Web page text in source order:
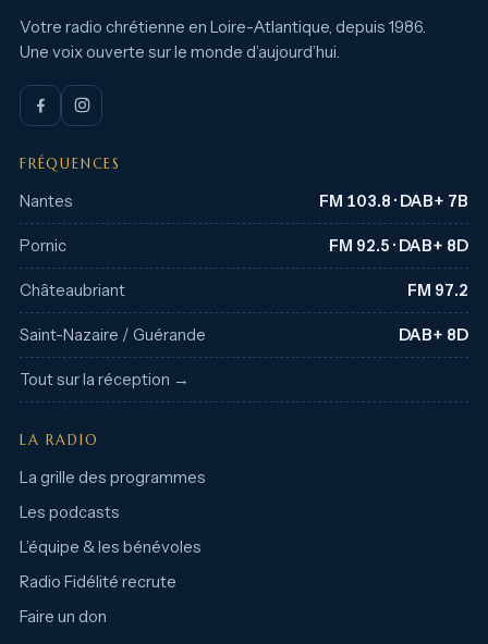
Votre radio chrétienne en Loire-Atlantique, depuis 1986.
Une voix ouverte sur le monde d’aujourd’hui.
FRÉQUENCES
Nantes FM 103.8 · DAB+ 7B
Pornic FM 92.5 · DAB+ 8D
Châteaubriant FM 97.2
Saint-Nazaire / Guérande DAB+ 8D
Tout sur la réception →
LA RADIO
La grille des programmes
Les podcasts
L’équipe & les bénévoles
Radio Fidélité recrute
Faire un don